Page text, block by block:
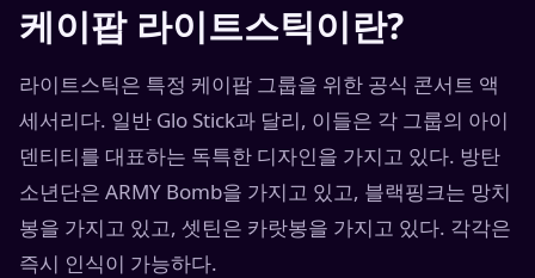
케이팝 라이트스틱이란?
라이트스틱은 특정 케이팝 그룹을 위한 공식 콘서트 액
세서리다. 일반 Glo Stick과 달리, 이들은 각 그룹의 아이
덴티티를 대표하는 독특한 디자인을 가지고 있다. 방탄
소년단은 ARMY Bomb을 가지고 있고, 블랙핑크는 망치
봉을 가지고 있고, 셋틴은 카랏봉을 가지고 있다. 각각은
즉시 인식이 가능하다.